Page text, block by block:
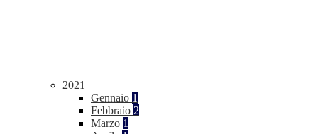
2021
Gennaio 1
Febbraio 2
Marzo 1